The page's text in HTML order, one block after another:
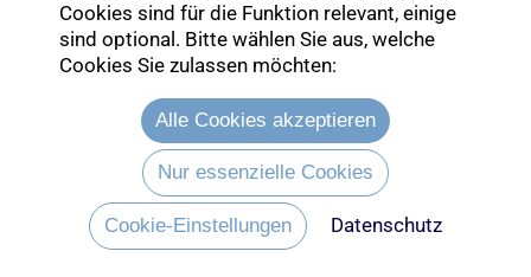
Entdecken Sie mehr über die Ev.
Cookies sind für die Funktion relevant, einige
sind optional. Bitte wählen Sie aus, welche
Cookies Sie zulassen möchten:
Alle Cookies akzeptieren
Nur essenzielle Cookies
Cookie-Einstellungen Datenschutz